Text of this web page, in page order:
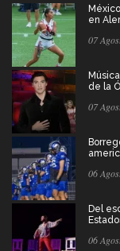
en
07
de la
07
06
Del
06